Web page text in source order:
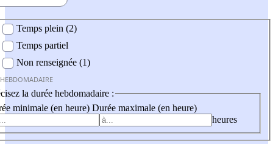
Temps plein (2)
Temps partiel
Non renseignée (1)
la durée hebdomadaire :
minimale (en heure) Durée maximale (en heure)
heures